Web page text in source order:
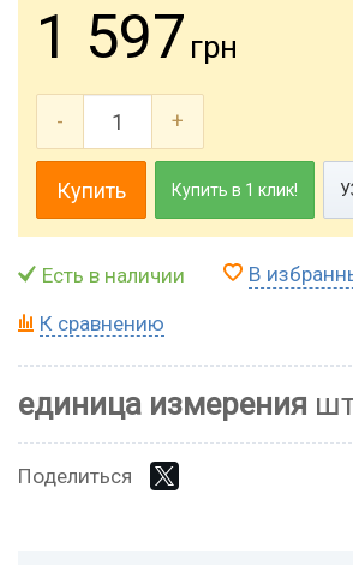
1 597 грн
- +
Купить Купить в 1 клик!
Есть в наличии В
К сравнению
единица измерения
Поделиться